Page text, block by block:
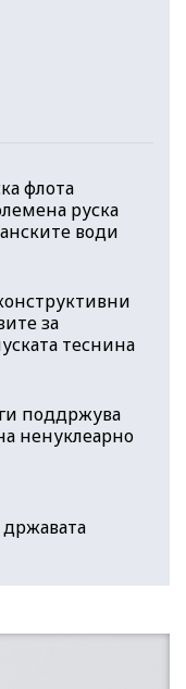
флота
руска
води
за
теснина
поддржува
ненуклеарно